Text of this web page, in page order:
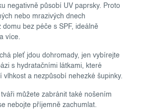
negativně působí UV paprsky. Proto
nebo mrazivých dnech
domu bez péče s SPF, ideálně
více.
pleť jdou dohromady, jen vybírejte
s hydratačními látkami, které
vlhkost a nezpůsobí nehezké šupinky.
můžete zabránit také nošením
nebojte příjemně zachumlat.